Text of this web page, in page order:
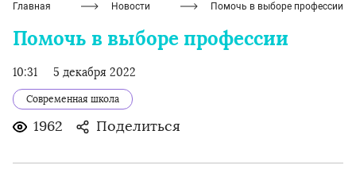
Главная Новости Помочь в выборе профессии
Помочь в выборе профессии
10:31 5 декабря 2022
Современная школа
1962 Поделиться